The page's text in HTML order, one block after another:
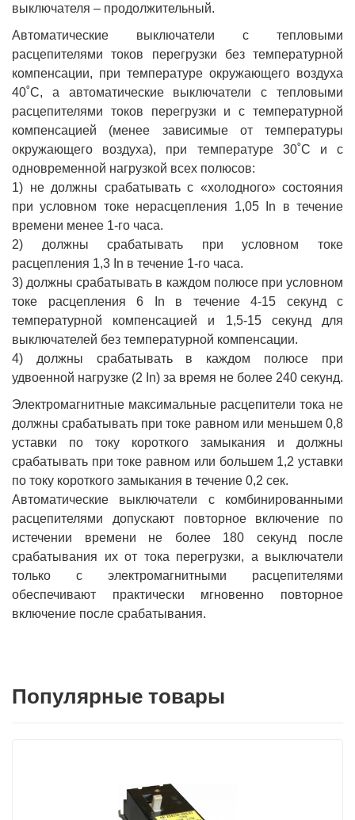
выключателя – продолжительный.
Автоматические выключатели с тепловыми
расцепителями токов перегрузки без температурной
компенсации, при температуре окружающего воздуха
40˚С, а автоматические выключатели с тепловыми
расцепителями токов перегрузки и с температурной
компенсацией (менее зависимые от температуры
окружающего воздуха), при температуре 30˚С и с
одновременной нагрузкой всех полюсов:
1) не должны срабатывать с «холодного» состояния
при условном токе нерасцепления 1,05 In в течение
времени менее 1-го часа.
2) должны срабатывать при условном токе
расцепления 1,3 In в течение 1-го часа.
3) должны срабатывать в каждом полюсе при условном
токе расцепления 6 In в течение 4-15 секунд с
температурной компенсацией и 1,5-15 секунд для
выключателей без температурной компенсации.
4) должны срабатывать в каждом полюсе при
удвоенной нагрузке (2 In) за время не более 240 секунд.
Электромагнитные максимальные расцепители тока не
должны срабатывать при токе равном или меньшем 0,8
уставки по току короткого замыкания и должны
срабатывать при токе равном или большем 1,2 уставки
по току короткого замыкания в течение 0,2 сек.
Автоматические выключатели с комбинированными
расцепителями допускают повторное включение по
истечении времени не более 180 секунд после
срабатывания их от тока перегрузки, а выключатели
только с электромагнитными расцепителями
обеспечивают практически мгновенно повторное
включение после срабатывания.
Популярные товары